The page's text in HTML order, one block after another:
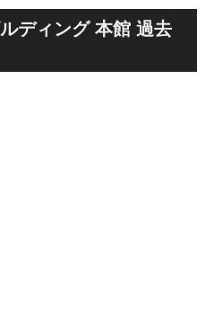
テル温浴棟」2026年夏時点建
設状況！！天然温泉のほか子
育て・ペット関連の複合施設
ディング 本館 過去